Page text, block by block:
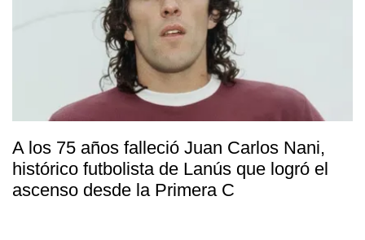
A los 75 años falleció Juan Carlos Nani,
histórico futbolista de Lanús que logró el
ascenso desde la Primera C